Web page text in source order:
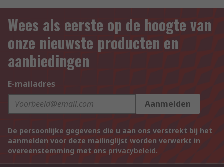
Wees als eerste op de hoogte van
onze nieuwste producten en
aanbiedingen
E-mailadres
Aanmelden
De persoonlijke gegevens die u aan ons verstrekt bij het
aanmelden voor deze mailinglijst worden verwerkt in
overeenstemming met ons privacybeleid.